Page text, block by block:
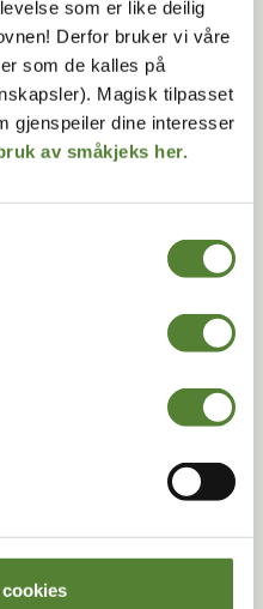
som er like deilig
Derfor bruker vi våre
som de kalles på
Magisk tilpasset
gjenspeiler dine interesser
av småkjeks her.
og får som regel 2-3
i hiet hun har gravd ut..
eggene ikke
med en gang. Det kan
starter utviklingen.
tid etter fødselen.
de å bevege